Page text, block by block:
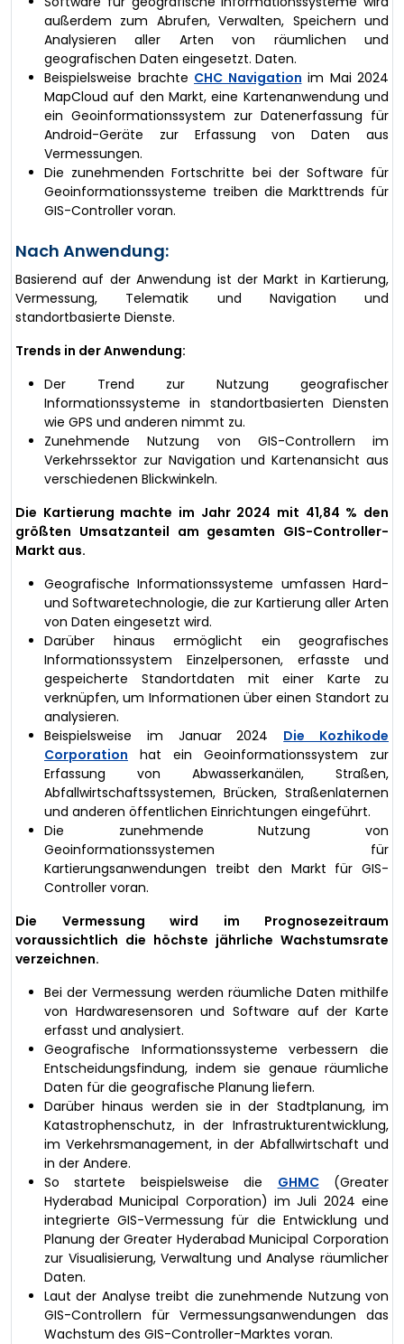
außerdem zum Abrufen, Verwalten, Speichern und
Analysieren aller Arten von räumlichen und
geografischen Daten eingesetzt. Daten.
Beispielsweise brachte CHC Navigation im Mai 2024
MapCloud auf den Markt, eine Kartenanwendung und
ein Geoinformationssystem zur Datenerfassung für
Android-Geräte zur Erfassung von Daten aus
Vermessungen.
Die zunehmenden Fortschritte bei der Software für
Geoinformationssysteme treiben die Markttrends für
GIS-Controller voran.
Nach Anwendung:
Basierend auf der Anwendung ist der Markt in Kartierung,
Vermessung, Telematik und Navigation und
standortbasierte Dienste.
Trends in der Anwendung:
Der Trend zur Nutzung geografischer
Informationssysteme in standortbasierten Diensten
wie GPS und anderen nimmt zu.
Zunehmende Nutzung von GIS-Controllern im
Verkehrssektor zur Navigation und Kartenansicht aus
verschiedenen Blickwinkeln.
Die Kartierung machte im Jahr 2024 mit 41,84 % den
größten Umsatzanteil am gesamten GIS-Controller-
Markt aus.
Geografische Informationssysteme umfassen Hard-
und Softwaretechnologie, die zur Kartierung aller Arten
von Daten eingesetzt wird.
Darüber hinaus ermöglicht ein geografisches
Informationssystem Einzelpersonen, erfasste und
gespeicherte Standortdaten mit einer Karte zu
verknüpfen, um Informationen über einen Standort zu
analysieren.
Beispielsweise im Januar 2024 Die Kozhikode
Corporation hat ein Geoinformationssystem zur
Erfassung von Abwasserkanälen, Straßen,
Abfallwirtschaftssystemen, Brücken, Straßenlaternen
und anderen öffentlichen Einrichtungen eingeführt.
Die zunehmende Nutzung von
Geoinformationssystemen für
Kartierungsanwendungen treibt den Markt für GIS-
Controller voran.
Die Vermessung wird im Prognosezeitraum
voraussichtlich die höchste jährliche Wachstumsrate
verzeichnen.
Bei der Vermessung werden räumliche Daten mithilfe
von Hardwaresensoren und Software auf der Karte
erfasst und analysiert.
Geografische Informationssysteme verbessern die
Entscheidungsfindung, indem sie genaue räumliche
Daten für die geografische Planung liefern.
Darüber hinaus werden sie in der Stadtplanung, im
Katastrophenschutz, in der Infrastrukturentwicklung,
im Verkehrsmanagement, in der Abfallwirtschaft und
in der Andere.
So startete beispielsweise die GHMC(Greater
Hyderabad Municipal Corporation) im Juli 2024 eine
integrierte GIS-Vermessung für die Entwicklung und
Planung der Greater Hyderabad Municipal Corporation
zur Visualisierung, Verwaltung und Analyse räumlicher
Daten.
Laut der Analyse treibt die zunehmende Nutzung von
GIS-Controllern für Vermessungsanwendungen das
Wachstum des GIS-Controller-Marktes voran.